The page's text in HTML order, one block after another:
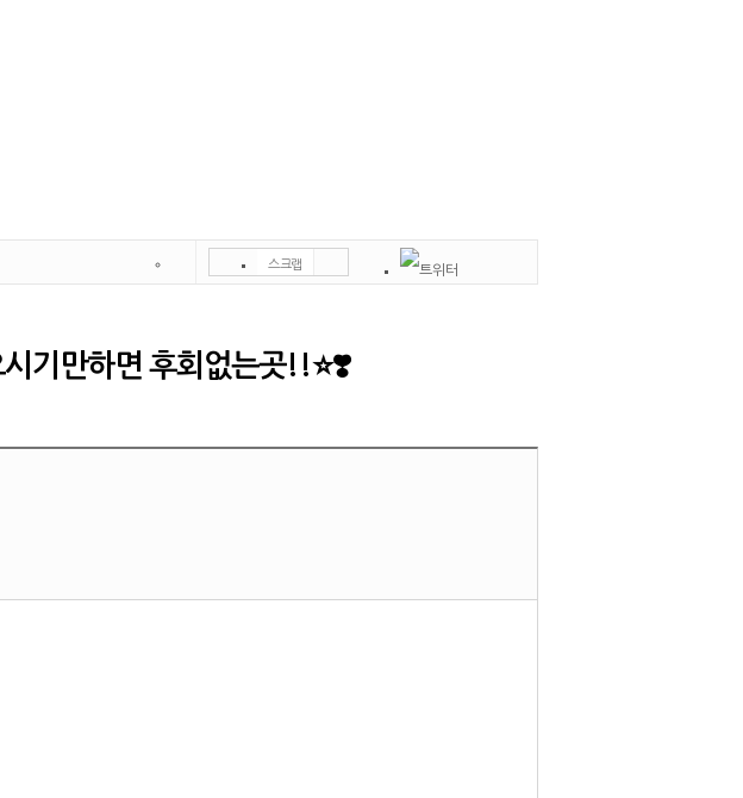
스크랩
기만하면 후회없는곳!!⭐❣️